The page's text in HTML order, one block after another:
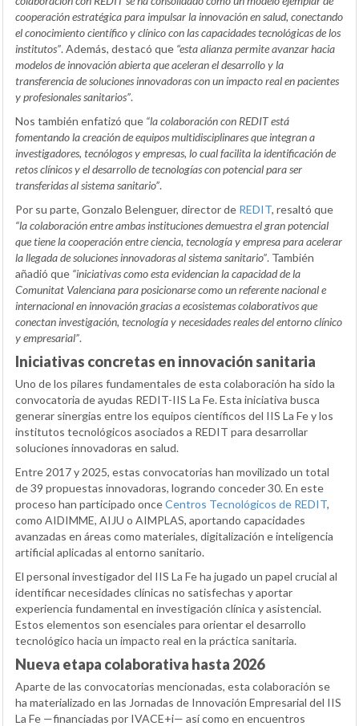
cooperación estratégica para impulsar la innovación en salud, conectando
el conocimiento científico y clínico con las capacidades tecnológicas de los
institutos”. Además, destacó que “esta alianza permite avanzar hacia
modelos de innovación abierta que aceleran el desarrollo y la
transferencia de soluciones innovadoras con un impacto real en pacientes
y profesionales sanitarios”.
Nos también enfatizó que “la colaboración con REDIT está
fomentando la creación de equipos multidisciplinares que integran a
investigadores, tecnólogos y empresas, lo cual facilita la identificación de
retos clínicos y el desarrollo de tecnologías con potencial para ser
transferidas al sistema sanitario”.
Por su parte, Gonzalo Belenguer, director de REDIT, resaltó que
“la colaboración entre ambas instituciones demuestra el gran potencial
que tiene la cooperación entre ciencia, tecnología y empresa para acelerar
la llegada de soluciones innovadoras al sistema sanitario”. También
añadió que “iniciativas como esta evidencian la capacidad de la
Comunitat Valenciana para posicionarse como un referente nacional e
internacional en innovación gracias a ecosistemas colaborativos que
conectan investigación, tecnología y necesidades reales del entorno clínico
y empresarial”.
Iniciativas concretas en innovación sanitaria
Uno de los pilares fundamentales de esta colaboración ha sido la
convocatoria de ayudas REDIT-IIS La Fe. Esta iniciativa busca
generar sinergias entre los equipos científicos del IIS La Fe y los
institutos tecnológicos asociados a REDIT para desarrollar
soluciones innovadoras en salud.
Entre 2017 y 2025, estas convocatorias han movilizado un total
de 39 propuestas innovadoras, logrando conceder 30. En este
proceso han participado onceCentros Tecnológicos de REDIT,
como AIDIMME, AIJU o AIMPLAS, aportando capacidades
avanzadas en áreas como materiales, digitalización e inteligencia
artificial aplicadas al entorno sanitario.
El personal investigador del IIS La Fe ha jugado un papel crucial al
identificar necesidades clínicas no satisfechas y aportar
experiencia fundamental en investigación clínica y asistencial.
Estos elementos son esenciales para orientar el desarrollo
tecnológico hacia un impacto real en la práctica sanitaria.
Nueva etapa colaborativa hasta 2026
Aparte de las convocatorias mencionadas, esta colaboración se
ha materializado en las Jornadas de Innovación Empresarial del IIS
La Fe —financiadas por IVACE+i— así como en encuentros